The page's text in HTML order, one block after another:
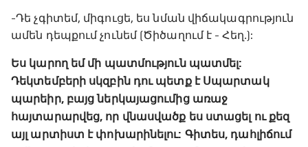
-Դե չգիտեմ, միգուցե, ես նման վիճակագրություն
ամեն դեպքում չունեմ (Ծիծաղում է - Հեղ․):
Ես կարող եմ մի պատմություն պատմել:
Դեկտեմբերի սկզբին դու պետք է Սպարտակ
պարեիր, բայց ներկայացումից առաջ
հայտարարվեց, որ վնասվածք ես ստացել ու քեզ
այլ արտիստ է փոխարինելու: Գիտես, դահլիճում